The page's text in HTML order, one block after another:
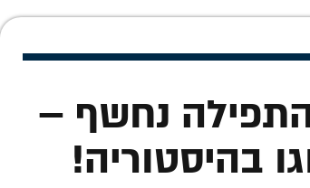
נחשף –
בהיסטוריה!